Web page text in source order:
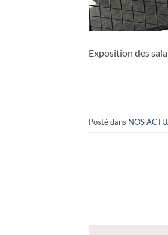
Exposition des
Posté dans NOS